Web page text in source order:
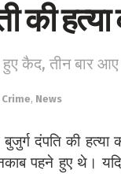
की
हुए कैद, तीन बार
Crime, News
दंपति की
पहने हुए थे। यदि